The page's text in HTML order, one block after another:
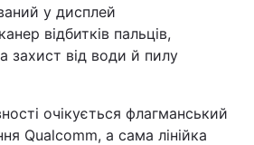
у дисплей
відбитків пальців,
захист від води й пилу
очікується флагманський
Qualcomm, а сама лінійка